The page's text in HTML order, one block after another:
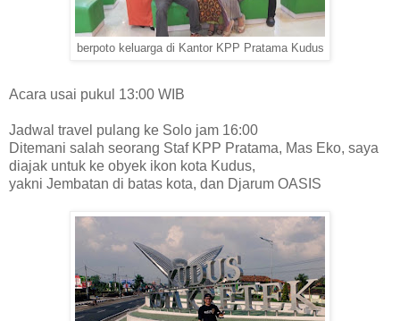
berpoto keluarga di Kantor KPP Pratama Kudus
Acara usai pukul 13:00 WIB
Jadwal travel pulang ke Solo jam 16:00
Ditemani salah seorang Staf KPP Pratama, Mas Eko, saya
diajak untuk ke obyek ikon kota Kudus,
yakni Jembatan di batas kota, dan Djarum OASIS